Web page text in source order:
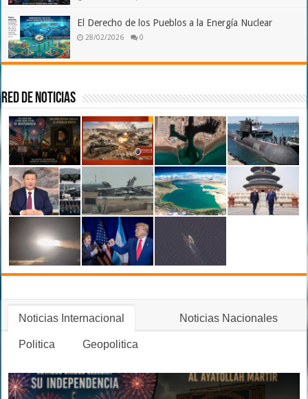
El Derecho de los Pueblos a la Energía Nuclear
28/02/2026 0
Red de Noticias
Noticias Internacional Noticias Nacionales
Politica Geopolitica